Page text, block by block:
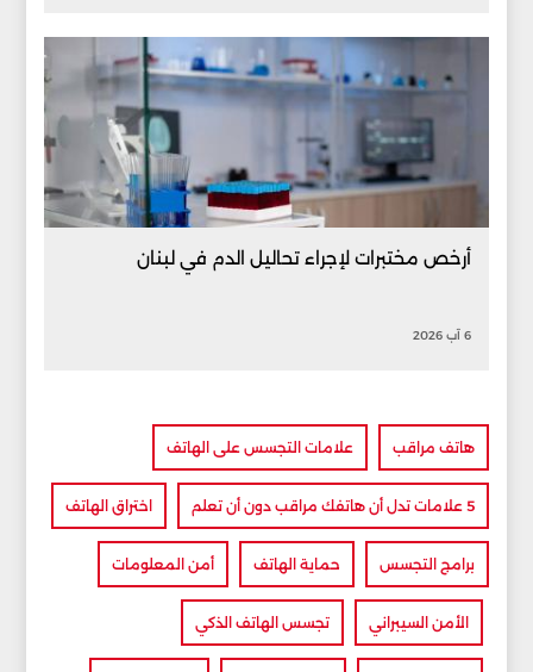
أرخص مختبرات لإجراء تحاليل الدم في لبنان
6 آب 2026
هاتف مراقب علامات التجسس على الهاتف
5 علامات تدل أن هاتفك مراقب دون أن تعلم اختراق الهاتف
برامج التجسس حماية الهاتف أمن المعلومات
الأمن السيبراني تجسس الهاتف الذكي